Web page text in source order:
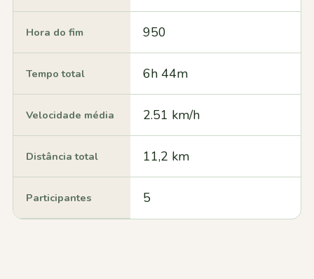
Hora do fim 950
Tempo total 6h 44m
Velocidade média 2.51 km/h
Distância total 11,2 km
Participantes 5